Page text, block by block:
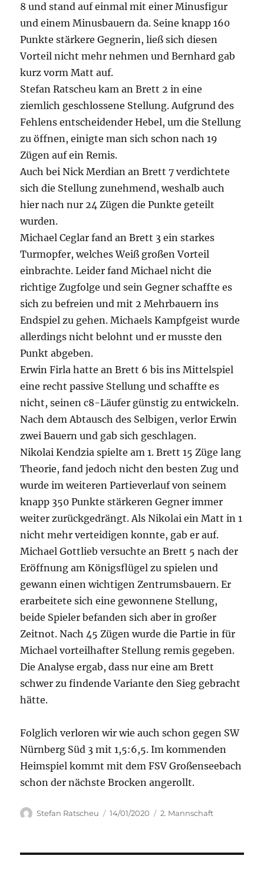
8 und stand auf einmal mit einer Minusfigur
und einem Minusbauern da. Seine knapp 160
Punkte stärkere Gegnerin, ließ sich diesen
Vorteil nicht mehr nehmen und Bernhard gab
kurz vorm Matt auf.
Stefan Ratscheu kam an Brett 2 in eine
ziemlich geschlossene Stellung. Aufgrund des
Fehlens entscheidender Hebel, um die Stellung
zu öffnen, einigte man sich schon nach 19
Zügen auf ein Remis.
Auch bei Nick Merdian an Brett 7 verdichtete
sich die Stellung zunehmend, weshalb auch
hier nach nur 24 Zügen die Punkte geteilt
wurden.
Michael Ceglar fand an Brett 3 ein starkes
Turmopfer, welches Weiß großen Vorteil
einbrachte. Leider fand Michael nicht die
richtige Zugfolge und sein Gegner schaffte es
sich zu befreien und mit 2 Mehrbauern ins
Endspiel zu gehen. Michaels Kampfgeist wurde
allerdings nicht belohnt und er musste den
Punkt abgeben.
Erwin Firla hatte an Brett 6 bis ins Mittelspiel
eine recht passive Stellung und schaffte es
nicht, seinen c8-Läufer günstig zu entwickeln.
Nach dem Abtausch des Selbigen, verlor Erwin
zwei Bauern und gab sich geschlagen.
Nikolai Kendzia spielte am 1. Brett 15 Züge lang
Theorie, fand jedoch nicht den besten Zug und
wurde im weiteren Partieverlauf von seinem
knapp 350 Punkte stärkeren Gegner immer
weiter zurückgedrängt. Als Nikolai ein Matt in 1
nicht mehr verteidigen konnte, gab er auf.
Michael Gottlieb versuchte an Brett 5 nach der
Eröffnung am Königsflügel zu spielen und
gewann einen wichtigen Zentrumsbauern. Er
erarbeitete sich eine gewonnene Stellung,
beide Spieler befanden sich aber in großer
Zeitnot. Nach 45 Zügen wurde die Partie in für
Michael vorteilhafter Stellung remis gegeben.
Die Analyse ergab, dass nur eine am Brett
schwer zu findende Variante den Sieg gebracht
hätte.
Folglich verloren wir wie auch schon gegen SW
Nürnberg Süd 3 mit 1,5:6,5. Im kommenden
Heimspiel kommt mit dem FSV Großenseebach
schon der nächste Brocken angerollt.
Autor
Stefan Ratscheu
Veröffentlicht
14/01/2020 Kategorien
2. Mannschaft